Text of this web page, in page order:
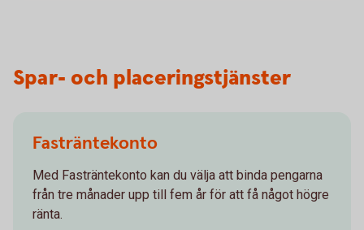
Spar- och placeringstjänster
Fasträntekonto
Med Fasträntekonto kan du välja att binda pengarna
från tre månader upp till fem år för att få något högre
ränta.